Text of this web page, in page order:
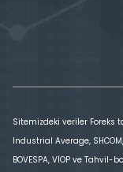
Sitemizdeki veriler Foreks
Industrial Average, SHCOM,
BOVESPA, VİOP ve Tahvil-